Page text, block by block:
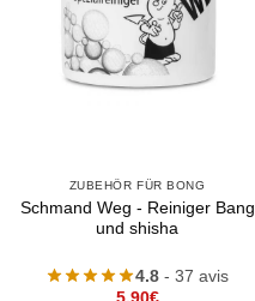
ZUBEHÖR FÜR BONG
Schmand Weg - Reiniger Bang
und shisha
4.8 - 37 avis